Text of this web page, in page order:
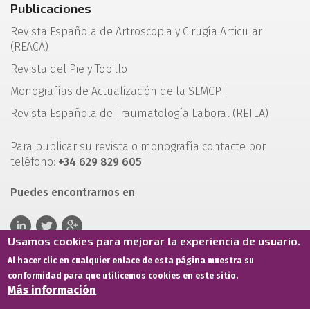
Publicaciones
Revista Española de Artroscopia y Cirugía Articular
(REACA)
Revista del Pie y Tobillo
Monografías de Actualización de la SEMCPT
Revista Española de Traumatología Laboral (RETLA)
Para publicar su revista o monografía contacte por
teléfono: +34 629 829 605
Puedes encontrarnos en
Usamos cookies para mejorar la experiencia de usuario.
Al hacer clic en cualquier enlace de esta página muestra su
conformidad para que utilicemos cookies en este sitio.
Más información